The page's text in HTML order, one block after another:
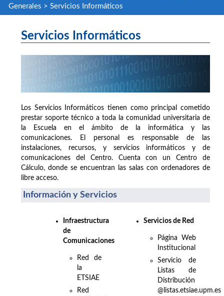
Generales > Servicios Informáticos
Servicios Informáticos
Los Servicios Informáticos tienen como principal cometido
prestar soporte técnico a toda la comunidad universitaria de
la Escuela en el ámbito de la informática y las
comunicaciones. El personal es responsable de las
instalaciones, recursos, y servicios informáticos y de
comunicaciones del Centro. Cuenta con un Centro de
Cálculo, donde se encuentran las salas con ordenadores de
libre acceso.
Información y Servicios
Infraestructura
de
Comunicaciones
Red de
la
ETSIAE
Red
Servicios de Red
Página Web
Institucional
Servicio de
Listas de
Distribución
@listas.etsiae.upm.es